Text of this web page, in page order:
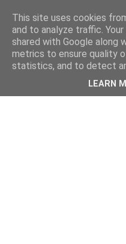
This site uses cookies
and to analyze traffic.
shared with Google along
metrics to ensure quality
statistics, and to detect
LEARN